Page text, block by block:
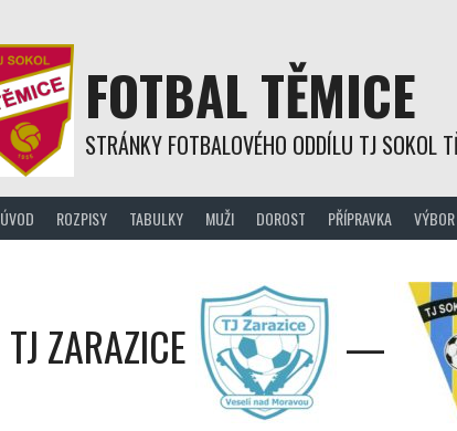
FOTBAL TĚMICE
STRÁNKY FOTBALOVÉHO ODDÍLU TJ SOKOL
ÚVOD ROZPISY TABULKY MUŽI DOROST PŘÍPRAVKA
TJ ZARAZICE —